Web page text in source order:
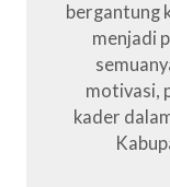
bergantung
menjadi
motivasi,
kader